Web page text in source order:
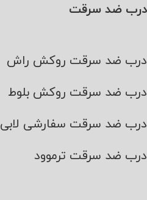
درب ضد سرقت
درب ضد سرقت روکش راش
درب ضد سرقت روکش بلوط
درب ضد سرقت سفارشی لابی
درب ضد سرقت ترموود